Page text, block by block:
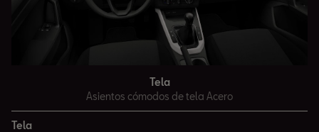
Tela
Asientos cómodos de tela Acero
Tela